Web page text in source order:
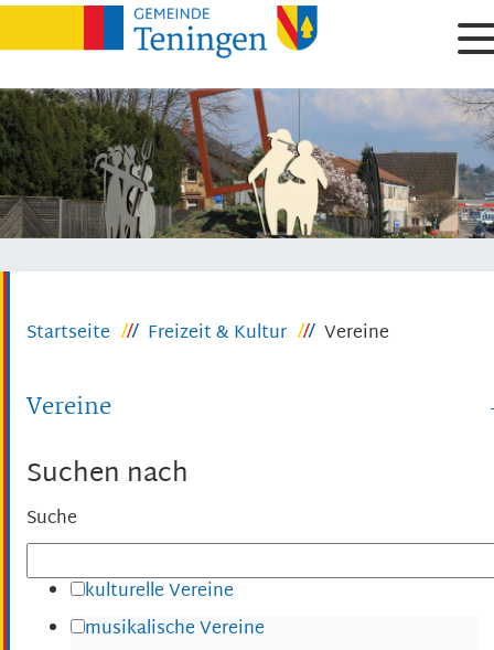
Startseite Freizeit & Kultur Vereine
Vereine
Suchen nach
Suche
kulturelle Vereine
musikalische Vereine